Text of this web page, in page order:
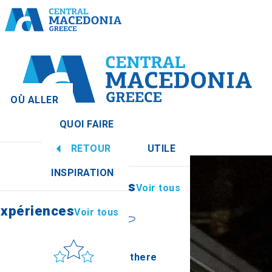
OÙ ALLER
QUOI FAIRE
RETOUR UTILE
InformationsVoir tous
How to get there
INSPIRATION
Voir tous